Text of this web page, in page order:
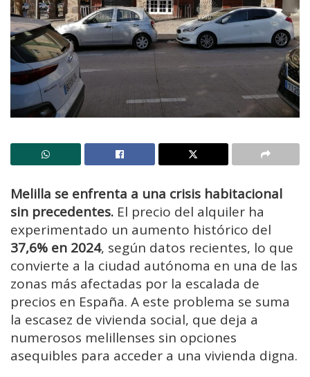
Melilla se enfrenta a una crisis habitacional
sin precedentes. El precio del alquiler ha
experimentado un aumento histórico del
37,6% en 2024, según datos recientes, lo que
convierte a la ciudad autónoma en una de las
zonas más afectadas por la escalada de
precios en España. A este problema se suma
la escasez de vivienda social, que deja a
numerosos melillenses sin opciones
asequibles para acceder a una vivienda digna.